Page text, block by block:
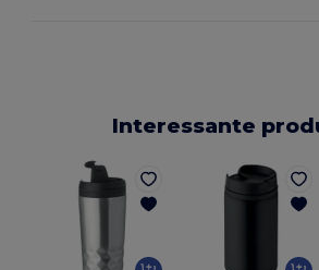
Interessante